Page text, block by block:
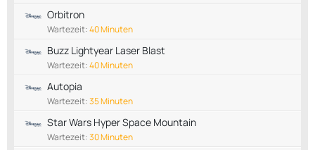
Orbitron
Wartezeit:40 Minuten
Buzz Lightyear Laser Blast
Wartezeit:40 Minuten
Autopia
Wartezeit:35 Minuten
Star Wars Hyper Space Mountain
Wartezeit:30 Minuten